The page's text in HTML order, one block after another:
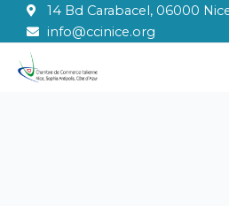
contenuto
14 Bd Carabacel, 06000
info@ccinice.org